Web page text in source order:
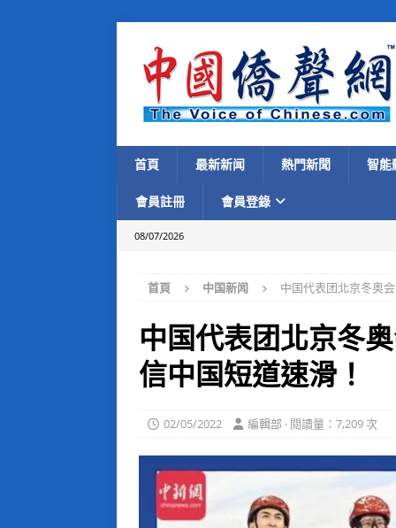
首頁 最新新闻 熱門新聞 智能
會員註冊 會員登錄
08/07/2026
首頁 中国新闻 中国代表团北京冬奥
中国代表团北京冬
信中国短道速滑！
02/05/2022 編輯部 · 閱讀量：7,209 次